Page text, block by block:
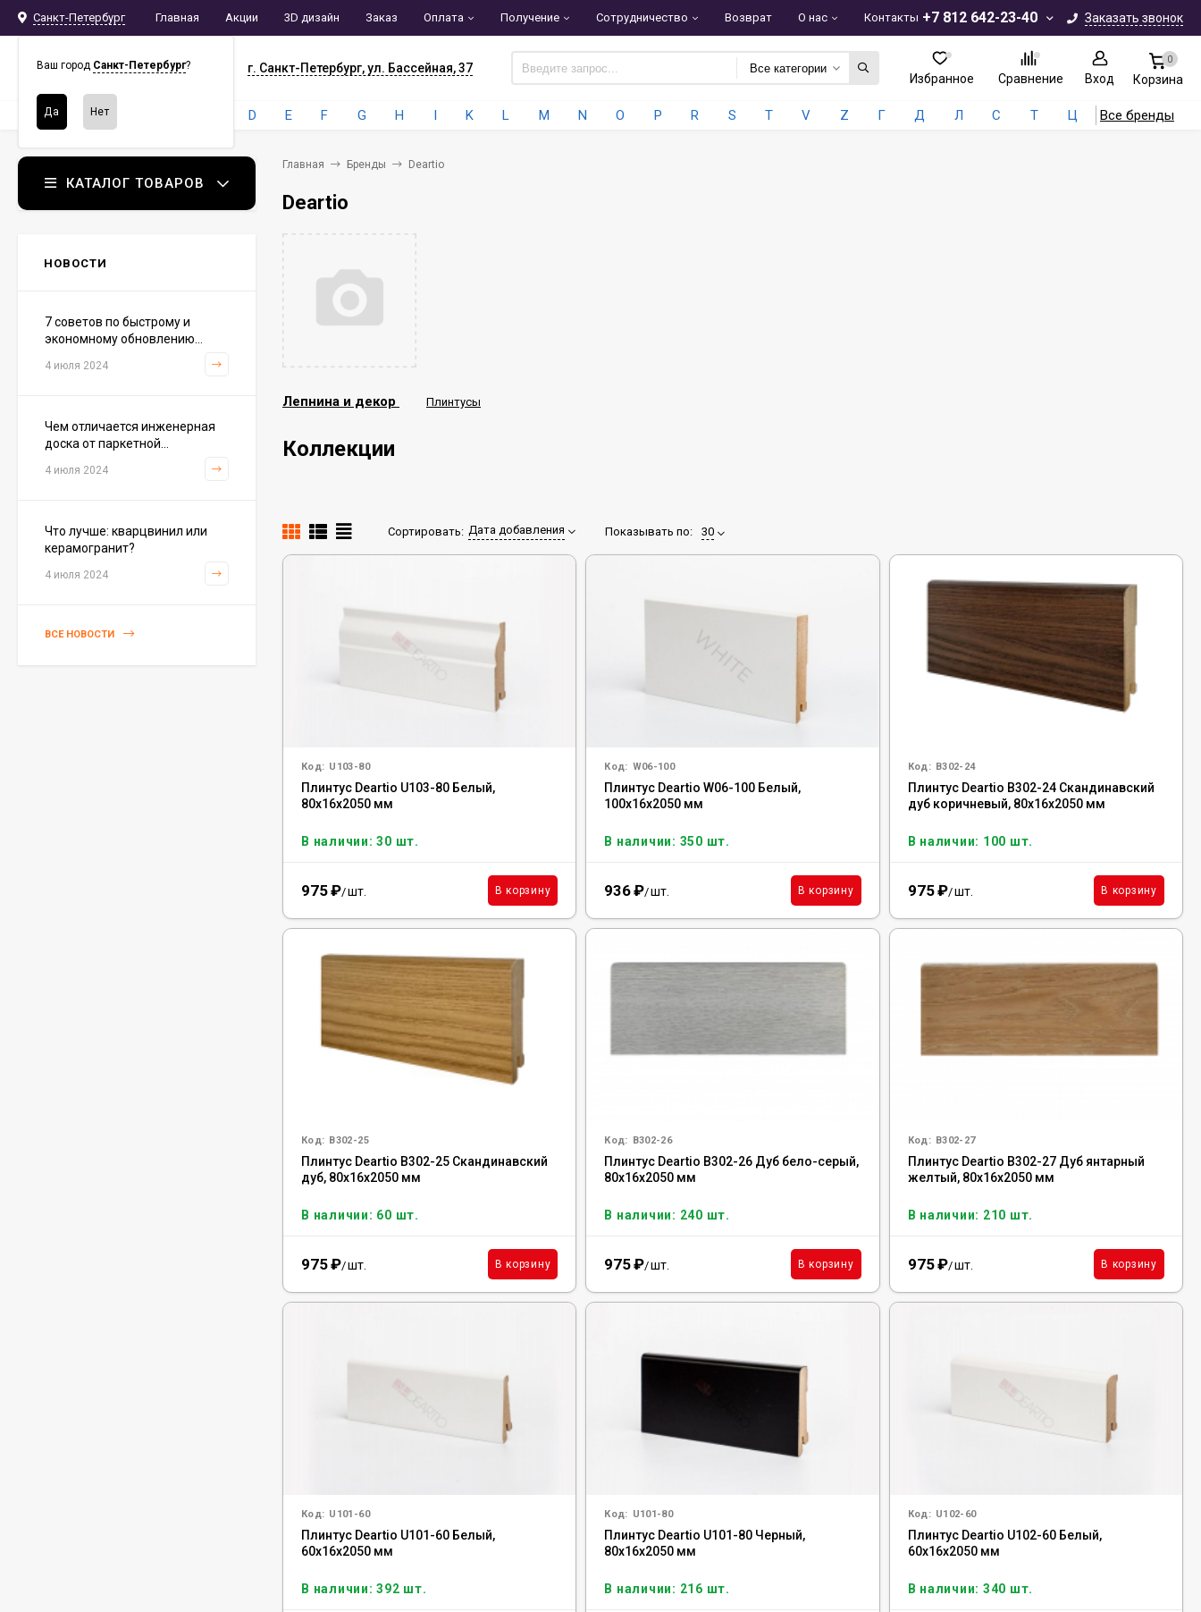
+7 812 642-23-40 Заказать звонок
Санкт-Петербург
Ваш город Санкт-Петербург?
Главная Акции 3D дизайн Заказ Оплата Получение Сотрудничество Возврат О нас Контакты
СПБСНАБ г. Санкт-Петербург, ул. Бассейная, 37 Все категории
Избранное Сравнение Вход
0
Корзина
Бренды: 4 D E F G H I K L M N O P R S T V Z Г Д Л С Т Ц Все бренды
Главная Бренды Deartio
Deartio
Лепнина и декор Плинтусы
Коллекции
Сортировать: Дата добавления Показывать по: 30
Код: U103-80
Плинтус Deartio U103-80 Белый,
80x16x2050 мм
В наличии: 30 шт.
975₽/шт. В корзину
Код: W06-100
Плинтус Deartio W06-100 Белый,
100x16x2050 мм
В наличии: 350 шт.
936₽/шт. В корзину
Код: B302-24
Плинтус Deartio B302-24 Скандинавский
дуб коричневый, 80x16x2050 мм
В наличии: 100 шт.
975₽/шт. В корзину
Код: B302-25
Плинтус Deartio B302-25 Скандинавский
дуб, 80x16x2050 мм
В наличии: 60 шт.
975₽/шт. В корзину
Код: B302-26
Плинтус Deartio B302-26 Дуб бело-серый,
80x16x2050 мм
В наличии: 240 шт.
975₽/шт. В корзину
Код: B302-27
Плинтус Deartio B302-27 Дуб янтарный
желтый, 80x16x2050 мм
В наличии: 210 шт.
975₽/шт. В корзину
Код: U101-60
Плинтус Deartio U101-60 Белый,
60x16x2050 мм
В наличии: 392 шт.
Код: U101-80
Плинтус Deartio U101-80 Черный,
80x16x2050 мм
В наличии: 216 шт.
Код: U102-60
Плинтус Deartio U102-60 Белый,
60x16x2050 мм
В наличии: 340 шт.
КАТАЛОГ ТОВАРОВ
НОВОСТИ
7 советов по быстрому и
экономному обновлению...
4 июля 2024
Чем отличается инженерная
доска от паркетной...
4 июля 2024
Что лучше: кварцвинил или
керамогранит?
4 июля 2024
ВСЕ НОВОСТИ